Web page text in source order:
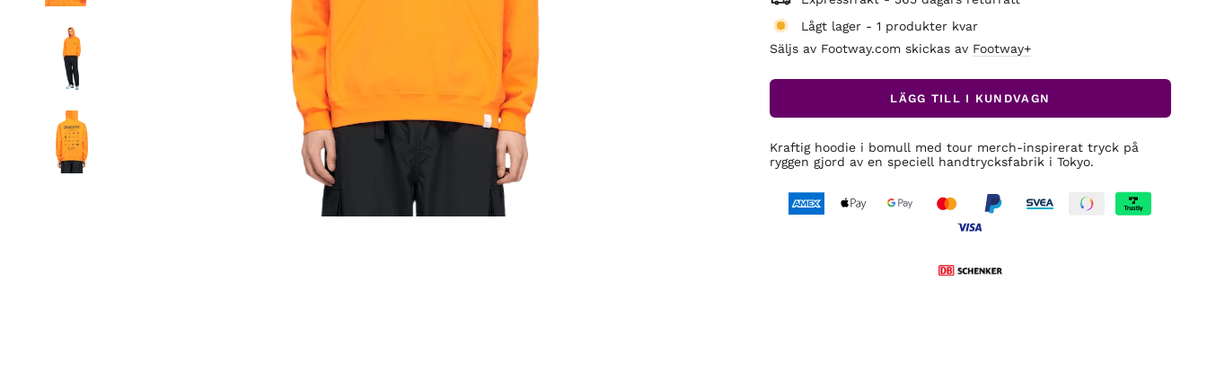
Lågt lager - 1 produkter kvar
Säljs av Footway.com skickas av Footway+
LÄGG TILL I KUNDVAGN
Kraftig hoodie i bomull med tour merch-inspirerat tryck på
ryggen gjord av en speciell handtrycksfabrik i Tokyo.